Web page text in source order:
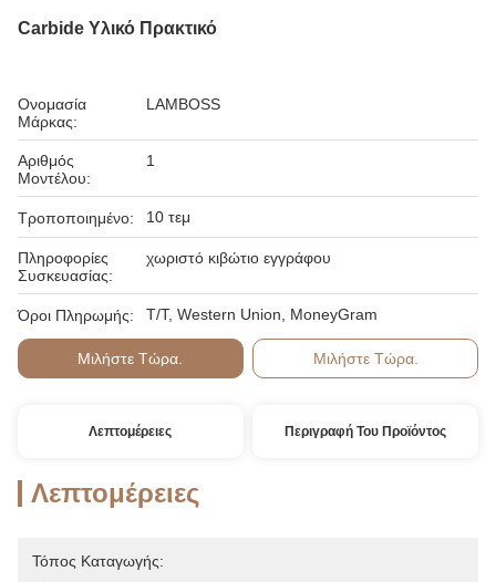
Carbide Υλικό Πρακτικό
Ονομασία
Μάρκας:
LAMBOSS
Αριθμός
Μοντέλου:
1
Τροποποιημένο: 10 τεμ
Πληροφορίες
Συσκευασίας:
χωριστό κιβώτιο εγγράφου
Όροι Πληρωμής: T/T, Western Union, MoneyGram
Μιλήστε Τώρα. Μιλήστε Τώρα.
Λεπτομέρειες Περιγραφή Του Προϊόντος
Λεπτομέρειες
Τόπος Καταγωγής: